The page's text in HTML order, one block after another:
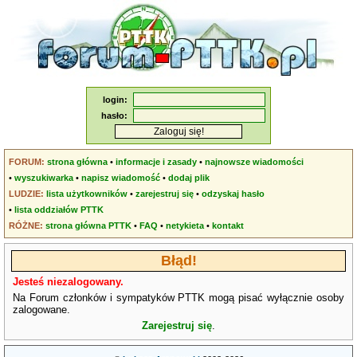
login:
hasło:
FORUM: strona główna •informacje i zasady •najnowsze wiadomości
•wyszukiwarka •napisz wiadomość •dodaj plik
LUDZIE: lista użytkowników •zarejestruj się •odzyskaj hasło
•lista oddziałów PTTK
RÓŻNE: strona główna PTTK •FAQ •netykieta •kontakt
Błąd!
Jesteś niezalogowany.
Na Forum członków i sympatyków PTTK mogą pisać wyłącznie osoby
zalogowane.
Zarejestruj się.